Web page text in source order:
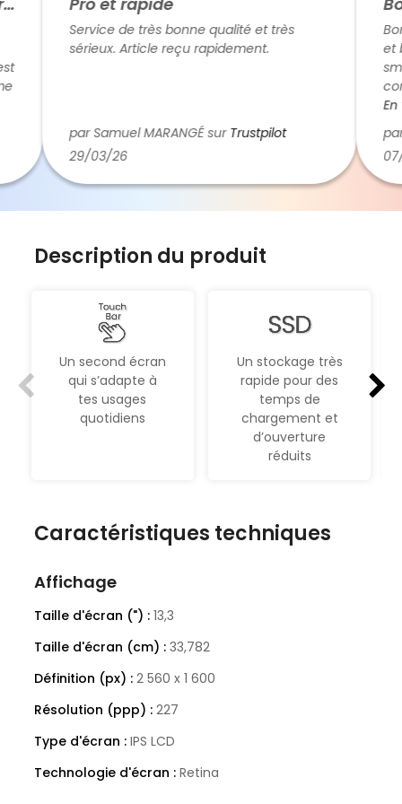
Service de très bonne qualité et très
sérieux. Article reçu rapidement.
29/03/26
par Samuel MARANGÉ surTrustpilot
et
En
07/
par
Description du produit
Un second écran
qui s’adapte à
tes usages
quotidiens
Un stockage très
rapide pour des
temps de
chargement et
d’ouverture
réduits
Caractéristiques techniques
Affichage
Taille d'écran (") : 13,3
Taille d'écran (cm) : 33,782
Définition (px) : 2 560 x 1 600
Résolution (ppp) : 227
Type d'écran : IPS LCD
Technologie d'écran : Retina